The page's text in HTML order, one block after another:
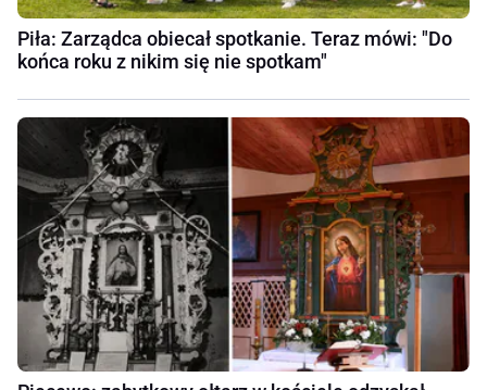
Piła: Zarządca obiecał spotkanie. Teraz mówi: "Do
końca roku z nikim się nie spotkam"